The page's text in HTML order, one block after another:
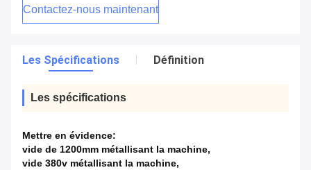
Contactez-nous maintenant
Les Spécifications Définition
Les spécifications
Mettre en évidence:
vide de 1200mm métallisant la machine,
vide 380v métallisant la machine,